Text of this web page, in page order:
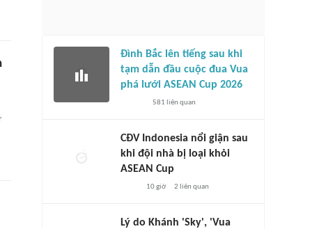
Đình Bắc lên tiếng sau khi
tạm dẫn đầu cuộc đua Vua
phá lưới ASEAN Cup 2026
581 liên quan
CĐV Indonesia nổi giận sau
khi đội nhà bị loại khỏi
ASEAN Cup
10 giờ 2 liên quan
Lý do Khánh 'Sky', 'Vua